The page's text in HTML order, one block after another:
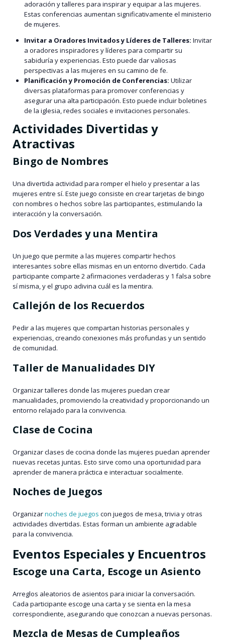
adoración y talleres para inspirar y equipar a las mujeres.
Estas conferencias aumentan significativamente el ministerio
de mujeres.
Invitar a Oradores Invitados y Líderes de Talleres:Invitar
a oradores inspiradores y líderes para compartir su
sabiduría y experiencias. Esto puede dar valiosas
perspectivas a las mujeres en su camino de fe.
Planificación y Promoción de Conferencias:Utilizar
diversas plataformas para promover conferencias y
asegurar una alta participación. Esto puede incluir boletines
de la iglesia, redes sociales e invitaciones personales.
Actividades Divertidas y
Atractivas
Bingo de Nombres
Una divertida actividad para romper el hielo y presentar a las
mujeres entre sí. Este juego consiste en crear tarjetas de bingo
con nombres o hechos sobre las participantes, estimulando la
interacción y la conversación.
Dos Verdades y una Mentira
Un juego que permite a las mujeres compartir hechos
interesantes sobre ellas mismas en un entorno divertido. Cada
participante comparte 2 afirmaciones verdaderas y 1 falsa sobre
sí misma, y el grupo adivina cuál es la mentira.
Callejón de los Recuerdos
Pedir a las mujeres que compartan historias personales y
experiencias, creando conexiones más profundas y un sentido
de comunidad.
Taller de Manualidades DIY
Organizar talleres donde las mujeres puedan crear
manualidades, promoviendo la creatividad y proporcionando un
entorno relajado para la convivencia.
Clase de Cocina
Organizar clases de cocina donde las mujeres puedan aprender
nuevas recetas juntas. Esto sirve como una oportunidad para
aprender de manera práctica e interactuar socialmente.
Noches de Juegos
Organizarnoches de juegos con juegos de mesa, trivia y otras
actividades divertidas. Estas forman un ambiente agradable
para la convivencia.
Eventos Especiales y Encuentros
Escoge una Carta, Escoge un Asiento
Arreglos aleatorios de asientos para iniciar la conversación.
Cada participante escoge una carta y se sienta en la mesa
correspondiente, asegurando que conozcan a nuevas personas.
Mezcla de Mesas de Cumpleaños